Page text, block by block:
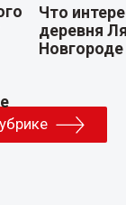
Что
деревня
Новгороде